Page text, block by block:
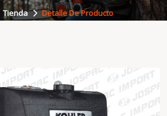
Tienda Detalle De Producto